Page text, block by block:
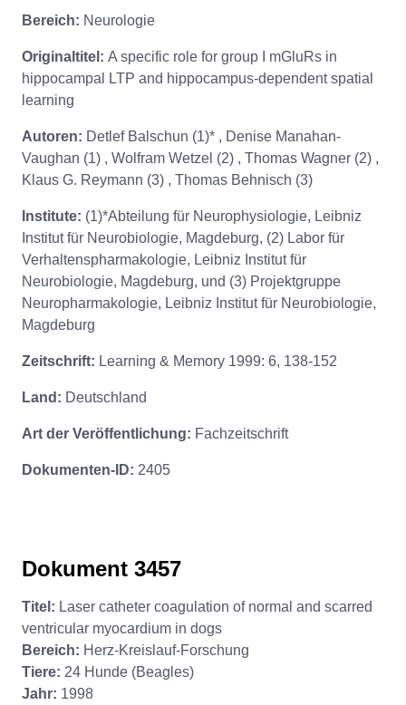
Bereich: Neurologie
Originaltitel: A specific role for group I mGluRs in
hippocampal LTP and hippocampus-dependent spatial
learning
Autoren: Detlef Balschun (1)* , Denise Manahan-
Vaughan (1) , Wolfram Wetzel (2) , Thomas Wagner (2) ,
Klaus G. Reymann (3) , Thomas Behnisch (3)
Institute: (1)*Abteilung für Neurophysiologie, Leibniz
Institut für Neurobiologie, Magdeburg, (2) Labor für
Verhaltenspharmakologie, Leibniz Institut für
Neurobiologie, Magdeburg, und (3) Projektgruppe
Neuropharmakologie, Leibniz Institut für Neurobiologie,
Magdeburg
Zeitschrift: Learning & Memory 1999: 6, 138-152
Land: Deutschland
Art der Veröffentlichung: Fachzeitschrift
Dokumenten-ID: 2405
Dokument 3457
Titel: Laser catheter coagulation of normal and scarred
ventricular myocardium in dogs
Bereich: Herz-Kreislauf-Forschung
Tiere: 24 Hunde (Beagles)
Jahr: 1998